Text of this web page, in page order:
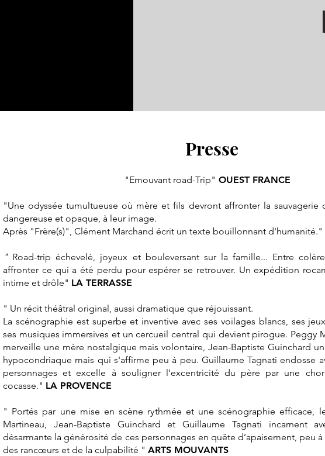
Presse
"Emouvant road-Trip" OUEST FRANCE
"Une odyssée tumultueuse où mère et fils devront affronter la sauvagerie
dangereuse et opaque, à leur image.
Après "Frère(s)", Clément Marchand écrit un texte bouillonnant d'humanité."
" Road-trip échevelé, joyeux et bouleversant sur la famille... Entre
affronter ce qui a été perdu pour espérer se retrouver. Un expédition
intime et drôle" LA TERRASSE
" Un récit théâtral original, aussi dramatique que réjouissant.
La scénographie est superbe et inventive avec ses voilages blancs, ses
ses musiques immersives et un cercueil central qui devient pirogue. Peggy
merveille une mère nostalgique mais volontaire, Jean-Baptiste Guinchard
hypocondriaque mais qui s'affirme peu à peu. Guillaume Tagnati endosse
personnages et excelle à souligner l'excentricité du père par une
cocasse." LA PROVENCE
" Portés par une mise en scène rythmée et une scénographie efficace,
Martineau, Jean-Baptiste Guinchard et Guillaume Tagnati incarnent
désarmante la générosité de ces personnages en quête d’apaisement, peu
des rancœurs et de la culpabilité " ARTS MOUVANTS